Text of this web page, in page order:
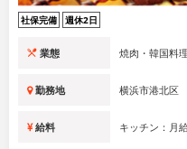
社保完備 週休2日
業態 焼肉・韓国料理
勤務地 横浜市港北区
給料 キッチン：月